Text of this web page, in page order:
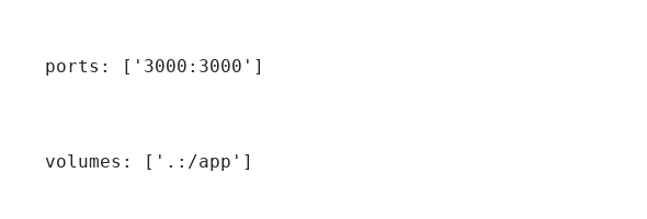
    ports: ['3000:3000']
    volumes: ['.:/app']